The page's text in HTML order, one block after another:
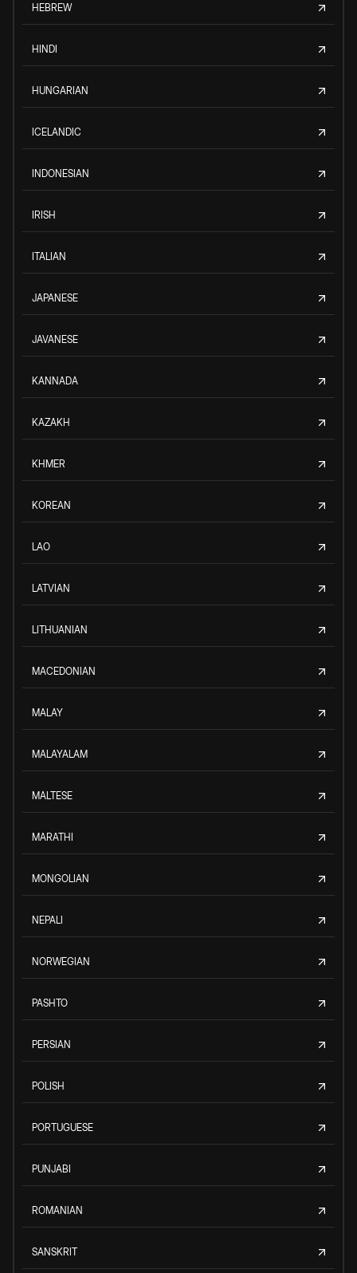
HEBREW
HINDI
HUNGARIAN
ICELANDIC
INDONESIAN
IRISH
ITALIAN
JAPANESE
JAVANESE
KANNADA
KAZAKH
KHMER
KOREAN
LAO
LATVIAN
LITHUANIAN
MACEDONIAN
MALAY
MALAYALAM
MALTESE
MARATHI
MONGOLIAN
NEPALI
NORWEGIAN
PASHTO
PERSIAN
POLISH
PORTUGUESE
PUNJABI
ROMANIAN
SANSKRIT